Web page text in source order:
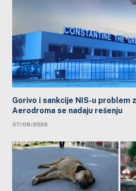
Gorivo i sankcije NIS-u problem
Aerodroma se nadaju rešenju
07/08/2026